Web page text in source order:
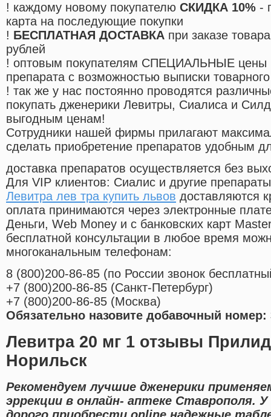
! каждому новому покупателю СКИДКА 10% -
карта на последующие покупки
! БЕСПЛАТНАЯ ДОСТАВКА при заказе
рублей
! оптовым покупателям СПЕЦИАЛЬНЫЕ цены
препарата с возможностью выписки
! так же у нас постоянно проводятся
покупать дженерики Левитры, Сиалиса и
выгодным ценам!
Cотрудники нашей фирмы прилагают
сделать приобретение препаратов удобным
доставка препаратов осуществляется без
Для VIP клиентов: Сиалис и другие
Левитра лев тра купить львов доставляются
оплата принимаются через электронные
Деньги, Web Money и с банковских карт
бесплатной консультации в любое время
многоканальным телефонам:
8 (800)200-86-85 (по России звонок
+7 (800)200-86-85 (Санкт-Петербург)
+7 (800)200-86-85 (Москва)
Обязательно назовите добавочный номер:
Левитра 20 мг 1 отзывы
Норильск
Рекомендуем лучшие дженерики
эррекции в онлайн- аптеке Ставрополя.